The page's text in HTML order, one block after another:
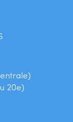
20e)